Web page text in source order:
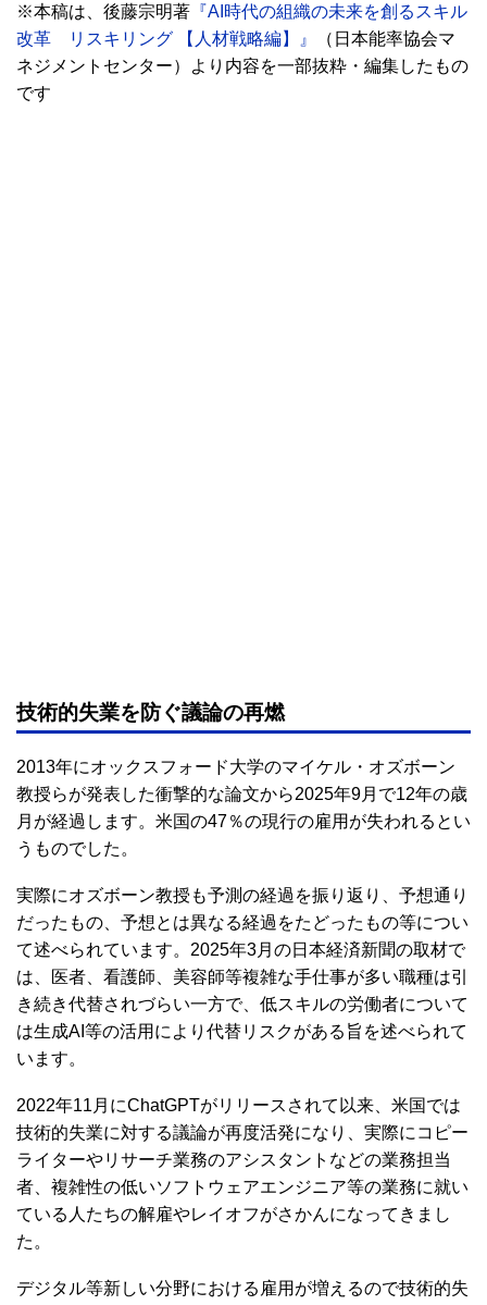
※本稿は、後藤宗明著 『AI時代の組織の未来を創るスキル
改革 リスキリング 【人材戦略編】』
（日本能率協会マ
ネジメントセンター）より内容を一部抜粋・編集したもの
です
技術的失業を防ぐ議論の再燃
2013年にオックスフォード大学のマイケル・オズボーン
教授らが発表した衝撃的な論文から2025年9月で12年の歳
月が経過します。米国の47％の現行の雇用が失われるとい
うものでした。
実際にオズボーン教授も予測の経過を振り返り、予想通り
だったもの、予想とは異なる経過をたどったもの等につい
て述べられています。2025年3月の日本経済新聞の取材で
は、医者、看護師、美容師等複雑な手仕事が多い職種は引
き続き代替されづらい一方で、低スキルの労働者について
は生成AI等の活用により代替リスクがある旨を述べられて
います。
2022年11月にChatGPTがリリースされて以来、米国では
技術的失業に対する議論が再度活発になり、実際にコピー
ライターやリサーチ業務のアシスタントなどの業務担当
者、複雑性の低いソフトウェアエンジニア等の業務に就い
ている人たちの解雇やレイオフがさかんになってきまし
た。
デジタル等新しい分野における雇用が増えるので技術的失